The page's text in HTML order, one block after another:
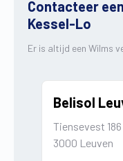
Contacteer
Kessel-Lo
Er is altijd een Wilms
Belisol
Tiensevest 186
3000 Leuven